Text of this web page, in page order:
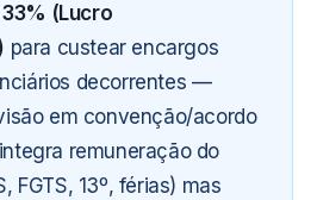
(Lucro
para custear encargos
decorrentes —
em convenção/acordo
remuneração do
FGTS, 13º, férias) mas